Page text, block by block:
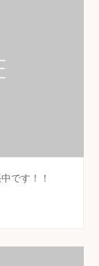
です！！